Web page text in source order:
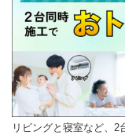
リビングと寝室など、2